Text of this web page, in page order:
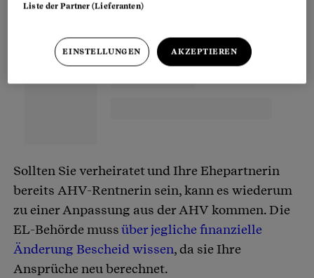
Sollten Sie verheiratet und Ihre Ehepartnerin
bereits AHV-Rentnerin sein, kann es wiederum
zu einer Anpassung aus der AHV kommen. Die
EL-Behörde mussüber jegliche finanzielle
Änderung Bescheid wissen, da sie Ihre
Ansprüche neu berechnet.
Liste der Partner (Lieferanten)
EINSTELLUNGEN AKZEPTIEREN